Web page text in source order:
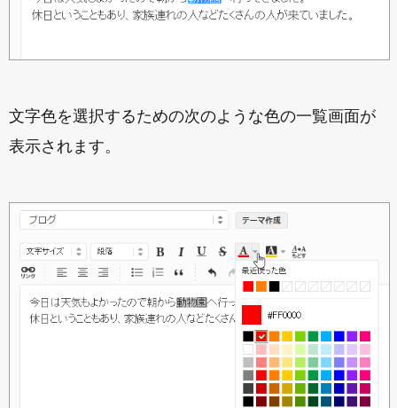
文字色を選択するための次のような色の一覧画面が
表示されます。